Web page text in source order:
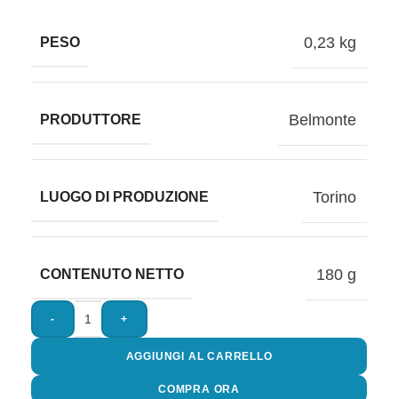
PESO 0,23 kg
PRODUTTORE Belmonte
LUOGO DI PRODUZIONE Torino
CONTENUTO NETTO 180 g
- +
AGGIUNGI AL CARRELLO
COMPRA ORA